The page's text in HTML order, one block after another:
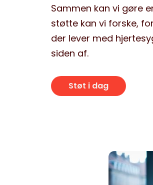
Sammen kan vi gøre
støtte kan vi forske,
der lever med
siden af.
Støt i dag